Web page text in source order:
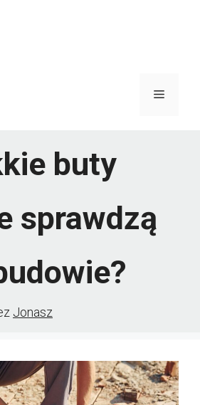
Menu
buty
sprawdzą
Jonasz